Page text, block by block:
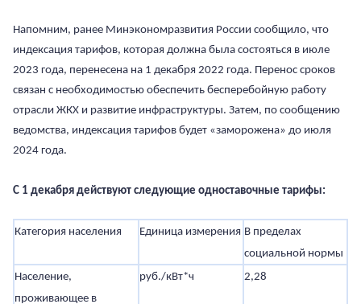
Напомним, ранее Минэкономразвития России сообщило, что
индексация тарифов, которая должна была состояться в июле
2023 года, перенесена на 1 декабря 2022 года. Перенос сроков
связан с необходимостью обеспечить бесперебойную работу
отрасли ЖКХ и развитие инфраструктуры. Затем, по сообщению
ведомства, индексация тарифов будет «заморожена» до июля
2024 года.
С 1 декабря действуют следующие одноставочные тарифы:
Категория населения Единица измерения В пределах
социальной нормы
Население,
проживающее в
руб./кВт*ч 2,28